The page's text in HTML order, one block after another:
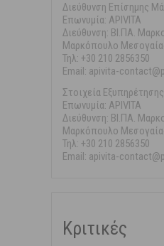
Διεύθυνση Επίσημης
Επωνυμία: APIVITA
Διεύθυνση: ΒΙ.ΠΑ.
Μαρκόπουλο
Τηλ: +30 210 2856350
Email: apivita-
Στοιχεία
Επωνυμία: APIVITA
Διεύθυνση: ΒΙ.ΠΑ.
Μαρκόπουλο
Τηλ: +30 210 2856350
Email: apivita-
Κριτικές